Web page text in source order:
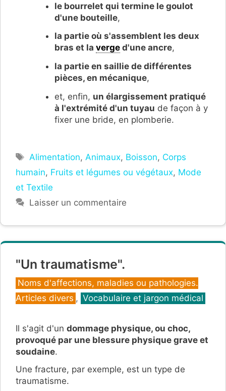
le bourrelet qui termine le goulot
d'une bouteille,
la partie où s'assemblent les deux
bras et la verged'une ancre,
la partie en saillie de différentes
pièces, en mécanique,
et, enfin, un élargissement pratiqué
à l'extrémité d'un tuyau de façon à y
fixer une bride, en plomberie.
Étiquettes
Alimentation,Animaux, Boisson, Corps
humain, Fruits et légumes ou végétaux, Mode
et Textile
Laisser un commentaire
"Un traumatisme".
Catégories
Noms d'affections, maladies ou pathologies.
Articles divers , Vocabulaire et jargon médical
Il s'agit d'un dommage physique, ou choc,
provoqué par une blessure physique grave et
soudaine.
Une fracture, par exemple, est un type de
traumatisme.